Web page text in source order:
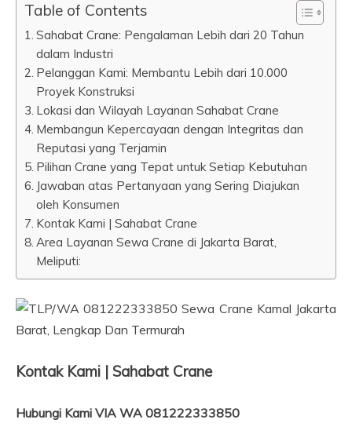
Table of Contents
Sahabat Crane: Pengalaman Lebih dari 20 Tahun
dalam Industri
Pelanggan Kami: Membantu Lebih dari 10.000
Proyek Konstruksi
Lokasi dan Wilayah Layanan Sahabat Crane
Membangun Kepercayaan dengan Integritas dan
Reputasi yang Terjamin
Pilihan Crane yang Tepat untuk Setiap Kebutuhan
Jawaban atas Pertanyaan yang Sering Diajukan
oleh Konsumen
Kontak Kami | Sahabat Crane
Area Layanan Sewa Crane di Jakarta Barat,
Meliputi:
Kontak Kami | Sahabat Crane
Hubungi Kami VIA WA 081222333850